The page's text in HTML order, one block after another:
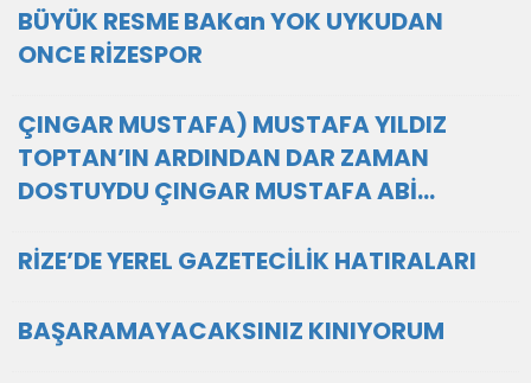
BÜYÜK RESME BAKan YOK UYKUDAN
ONCE RİZESPOR
ÇINGAR MUSTAFA) MUSTAFA YILDIZ
TOPTAN’IN ARDINDAN DAR ZAMAN
DOSTUYDU ÇINGAR MUSTAFA ABİ…
RİZE’DE YEREL GAZETECİLİK HATIRALARI
BAŞARAMAYACAKSINIZ KINIYORUM